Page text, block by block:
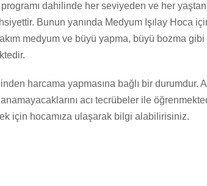
dahilinde her seviyeden ve her yaştan
Bunun yanında Medyum Işılay Hoca
medyum ve büyü yapma, büyü bozma gibi
harcama yapmasına bağlı bir durumdur.
acı tecrübeler ile
için hocamıza ulaşarak bilgi alabilirisiniz.